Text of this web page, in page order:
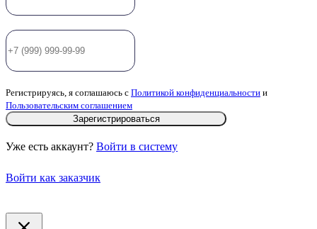
Регистрируясь, я соглашаюсь с Политикой конфиденциальности и
Пользовательским соглашением
Зарегистрироваться
Уже есть аккаунт? Войти в систему
Войти как заказчик